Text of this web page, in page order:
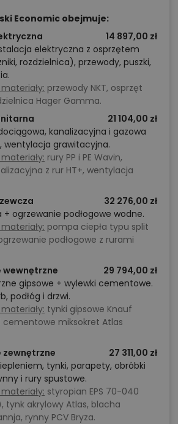
Economic obejmuje:
14 897,00 zł
elektryczna z osprzętem
rozdzielnica), przewody, puszki,
przewody NKT, osprzęt
Hager Gamma.
21 104,00 zł
kanalizacyjna i gazowa
wentylacja grawitacyjna.
rury PP i PE Wavin,
z rur HT+, wentylacja
32 276,00 zł
+ ogrzewanie podłogowe wodne.
pompa ciepła typu split
podłogowe z rurami
wewnętrzne
29 794,00 zł
gipsowe + wylewki cementowe.
podłóg i drzwi.
tynki gipsowe Knauf
cementowe miksokret Atlas
zewnętrzne
27 311,00 zł
tynki, parapety, obróbki
i rury spustowe.
styropian EPS 70-040
tynk akrylowy Atlas, blacha
rynny PCV Bryza.